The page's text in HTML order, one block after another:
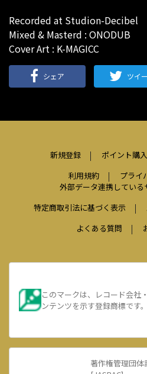
Recorded at Studion-Decibel
Mixed & Masterd : ONODUB
Cover Art : K-MAGICC
シェア ツイ
新規登録 ポイント購入
利用規約
プライ
外部データ連携している
特定商取引法に基づく表示
よくある質問
このマークは、レコード会社
ンテンツを示す登録商標です
著作権管理団体